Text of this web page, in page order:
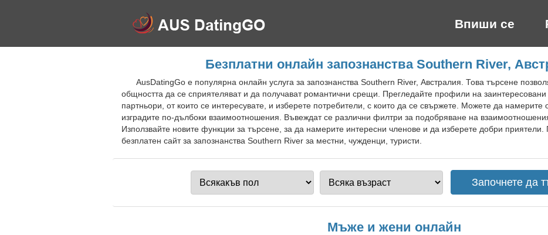
Впиши се
Безплатни онлайн запознанства Southern River,
AusDatingGo е популярна онлайн услуга за запознанства Southern River, Австралия. Това търсене
общността да се сприятеляват и да получават романтични срещи. Прегледайте профили на
партньори, от които се интересувате, и изберете потребители, с които да се свържете. Можете да намерите
изградите по-дълбоки взаимоотношения. Въвеждат се различни филтри за подобряване на
Използвайте новите функции за търсене, за да намерите интересни членове и да изберете добри
безплатен сайт за запознанства Southern River за местни, чужденци, туристи.
Мъже и жени онлайн